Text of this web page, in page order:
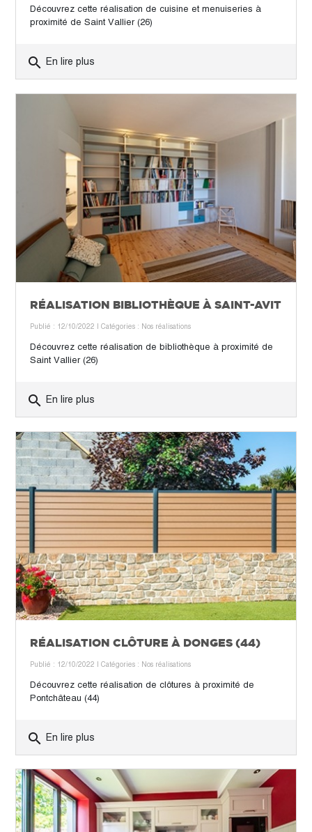
Découvrez cette réalisation de cuisine et menuiseries à
proximité de Saint Vallier (26)
search En lire plus
RÉALISATION BIBLIOTHÈQUE À SAINT-AVIT
Publié : 12/10/2022 | Catégories : Nos réalisations
Découvrez cette réalisation de bibliothèque à proximité de
Saint Vallier (26)
search En lire plus
RÉALISATION CLÔTURE À DONGES (44)
Publié : 12/10/2022 | Catégories : Nos réalisations
Découvrez cette réalisation de clôtures à proximité de
Pontchâteau (44)
search En lire plus